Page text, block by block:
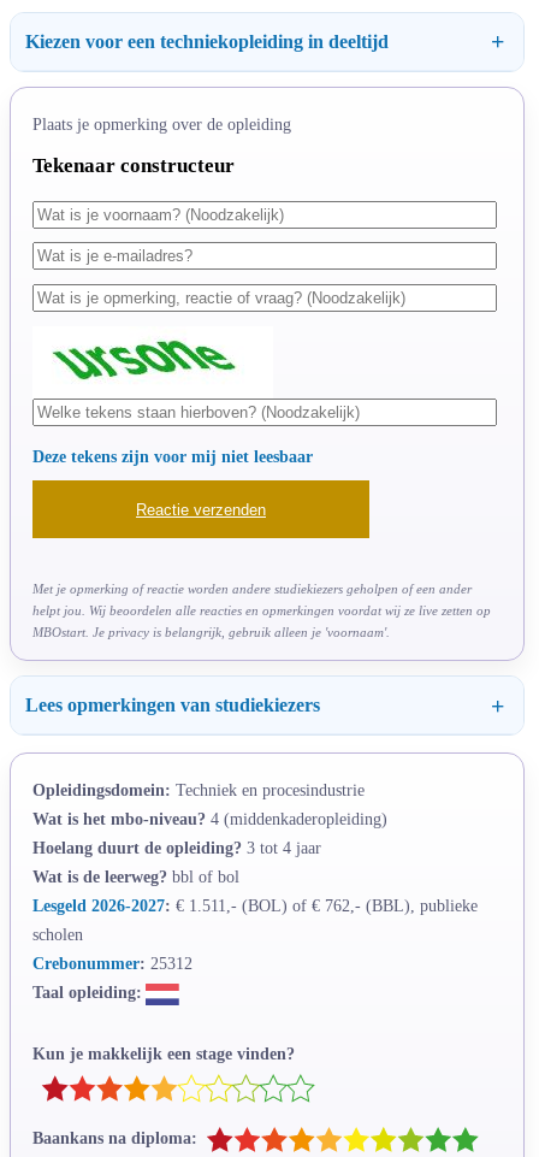
Kiezen voor een techniekopleiding in deeltijd
Plaats je opmerking over de opleiding
Tekenaar constructeur
Deze tekens zijn voor mij niet leesbaar
Met je opmerking of reactie worden andere studiekiezers geholpen of een ander
helpt jou. Wij beoordelen alle reacties en opmerkingen voordat wij ze live zetten op
MBOstart. Je privacy is belangrijk, gebruik alleen je 'voornaam'.
Lees opmerkingen van studiekiezers
Opleidingsdomein: Techniek en procesindustrie
Wat is het mbo-niveau? 4 (middenkaderopleiding)
Hoelang duurt de opleiding? 3 tot 4 jaar
Wat is de leerweg? bbl of bol
Lesgeld 2026-2027: € 1.511,- (BOL) of € 762,- (BBL), publieke
scholen
Crebonummer: 25312
Taal opleiding:
Kun je makkelijk een stage vinden?
Baankans na diploma: